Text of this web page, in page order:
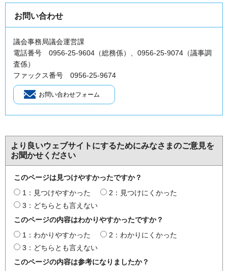
お問い合わせ
議会事務局議会運営課
電話番号 0956-25-9604（総務係）、0956-25-9074（議事調
査係）
ファックス番号 0956-25-9674
より良いウェブサイトにするためにみなさまのご意見を
お聞かせください
このページは見つけやすかったですか？
1：見つけやすかった
2：見つけにくかった
3：どちらとも言えない
このページの内容はわかりやすかったですか？
1：わかりやすかった
2：わかりにくかった
3：どちらとも言えない
このページの内容は参考になりましたか？